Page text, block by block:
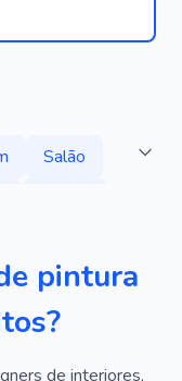
Salão
Desenho
Destaques
Reparar
pintura
de interiores,